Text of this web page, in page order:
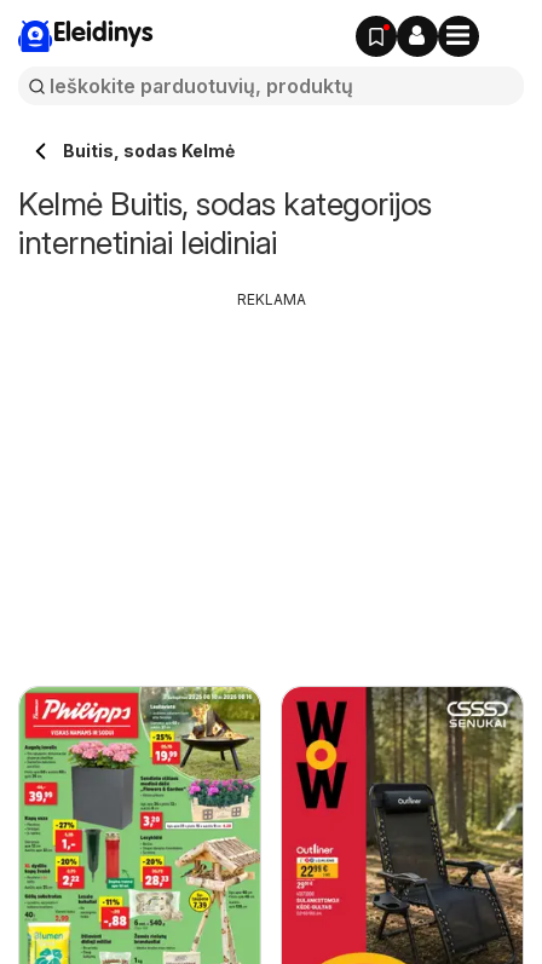
Eleidinys
Buitis, sodas Kelmė
Kelmė Buitis, sodas kategorijos
internetiniai leidiniai
REKLAMA